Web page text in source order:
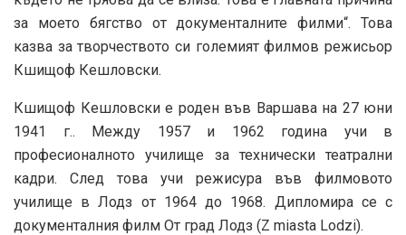
за моето бягство от документалните филми“. Това
казва за творчеството си големият филмов режисьор
Кшищоф Кешловски.
Кшищоф Кешловски е роден във Варшава на 27 юни
1941 г.. Между 1957 и 1962 година учи в
професионалното училище за технически театрални
кадри. След това учи режисура във филмовото
училище в Лодз от 1964 до 1968. Дипломира се с
документалния филм От град Лодз (Z miasta Lodzi).